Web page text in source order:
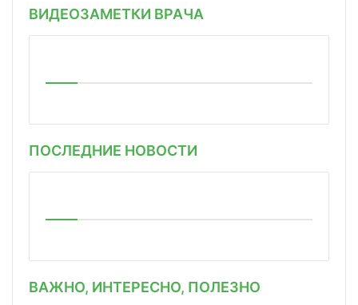
ВИДЕОЗАМЕТКИ ВРАЧА
ПОСЛЕДНИЕ НОВОСТИ
ВАЖНО, ИНТЕРЕСНО, ПОЛЕЗНО